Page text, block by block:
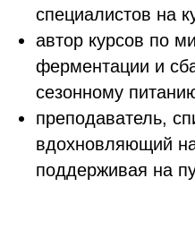
специалистов на
автор курсов по
ферментации и
сезонному
преподаватель,
вдохновляющий
поддерживая на